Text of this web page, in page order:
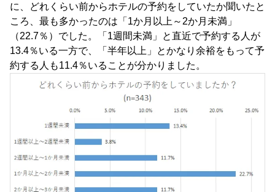
に、どれくらい前からホテルの予約をしていたか聞いたと
ころ、最も多かったのは「1か月以上～2か月未満」
（22.7％）でした。「1週間未満」と直近で予約する人が
13.4％いる一方で、「半年以上」とかなり余裕をもって予
約する人も11.4％いることが分かりました。